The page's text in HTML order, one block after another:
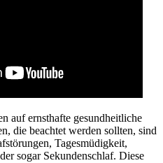
auf ernsthafte gesundheitliche
die beachtet werden sollten, sind
Tagesmüdigkeit,
sogar Sekundenschlaf. Diese